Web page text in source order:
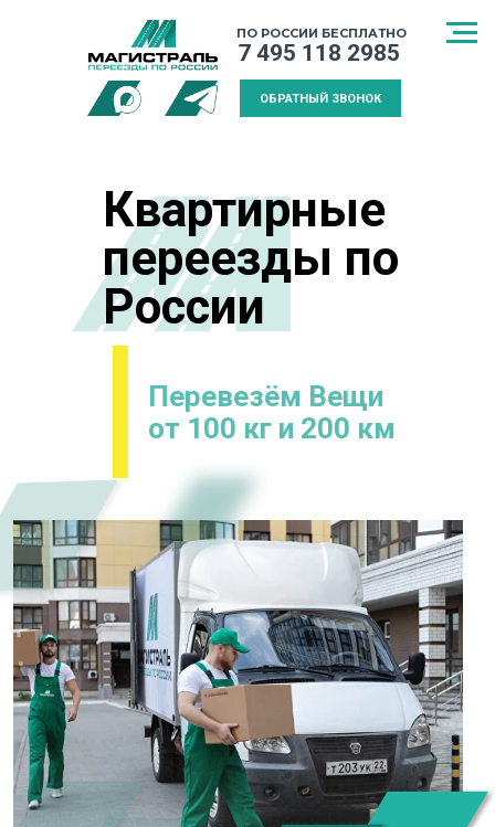
ПО РОССИИ БЕСПЛАТНО
7 495 118 2985
ОБРАТНЫЙ ЗВОНОК
Перевезём Вещи
от 100 кг и 200 км
Квартирные
переезды по
России